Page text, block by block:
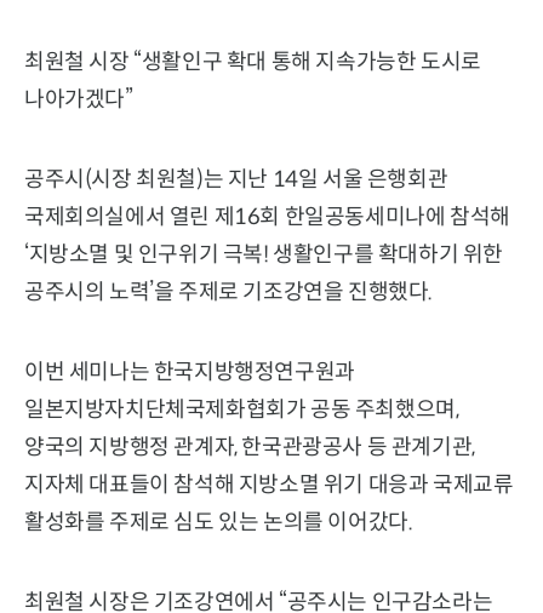
최원철 시장 “생활인구 확대 통해 지속가능한 도시로
나아가겠다”
공주시(시장 최원철)는 지난 14일 서울 은행회관
국제회의실에서 열린 제16회 한일공동세미나에 참석해
‘지방소멸 및 인구위기 극복! 생활인구를 확대하기 위한
공주시의 노력’을 주제로 기조강연을 진행했다.
이번 세미나는 한국지방행정연구원과
일본지방자치단체국제화협회가 공동 주최했으며,
양국의 지방행정 관계자, 한국관광공사 등 관계기관,
지자체 대표들이 참석해 지방소멸 위기 대응과 국제교류
활성화를 주제로 심도 있는 논의를 이어갔다.
최원철 시장은 기조강연에서 “공주시는 인구감소라는